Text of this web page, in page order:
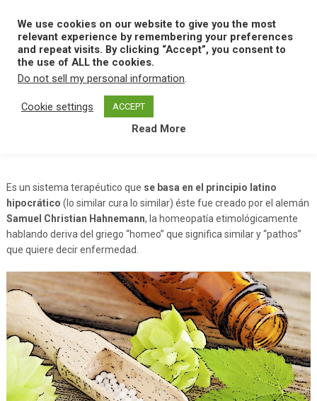
content
MENU
Home H Homeopatia
Es un sistema terapéutico que se basa en el principio latino
hipocrático (lo similar cura lo similar) éste fue creado por el alemán
Samuel Christian Hahnemann, la homeopatía etimológicamente
hablando deriva del griego “homeo” que significa similar y “pathos”
que quiere decir enfermedad.
We use cookies on our website to give you the most
relevant experience by remembering your preferences
and repeat visits. By clicking “Accept”, you consent to
the use of ALL the cookies.
Do not sell my personal information.
Cookie settings ACCEPT
Read More